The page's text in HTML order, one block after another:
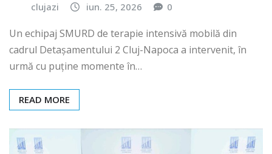
clujazi iun. 25, 2026 0
Un echipaj SMURD de terapie intensivă mobilă din
cadrul Detașamentului 2 Cluj-Napoca a intervenit, în
urmă cu puține momente în…
READ MORE